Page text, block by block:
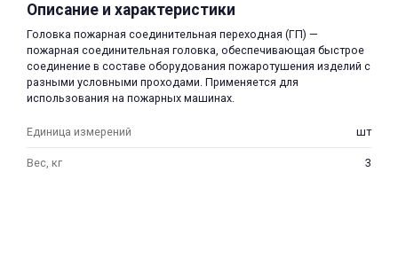
Описание и характеристики
Головка пожарная соединительная переходная (ГП) —
пожарная соединительная головка, обеспечивающая быстрое
соединение в составе оборудования пожаротушения изделий с
разными условными проходами. Применяется для
использования на пожарных машинах.
Единица измерений шт
Вес, кг 3